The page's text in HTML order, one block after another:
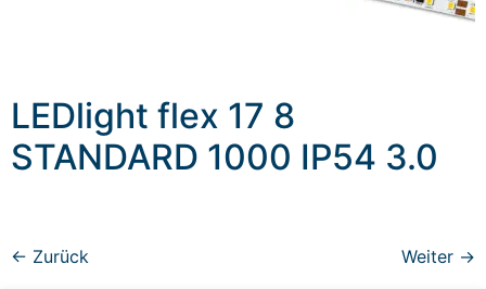
LEDlight flex 17 8
STANDARD 1000 IP54 3.0
← Zurück Weiter →